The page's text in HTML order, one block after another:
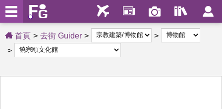
首頁 去街 Guider